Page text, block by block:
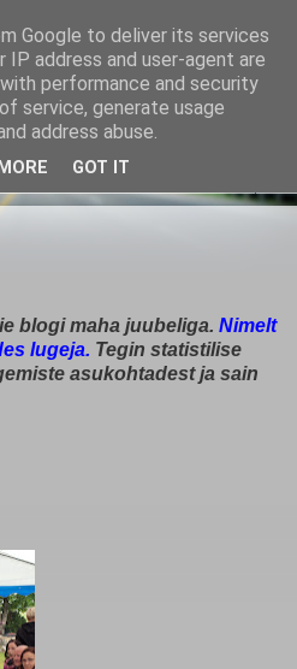
Selts
jahimeeste tegemistest
blogi maha juubeliga. Nimelt
lugeja. Tegin statistilise
asukohtadest ja sain
Google to deliver its services
IP address and user-agent are
performance and security
service, generate usage
address abuse.
GOT IT